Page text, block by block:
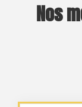
Nos